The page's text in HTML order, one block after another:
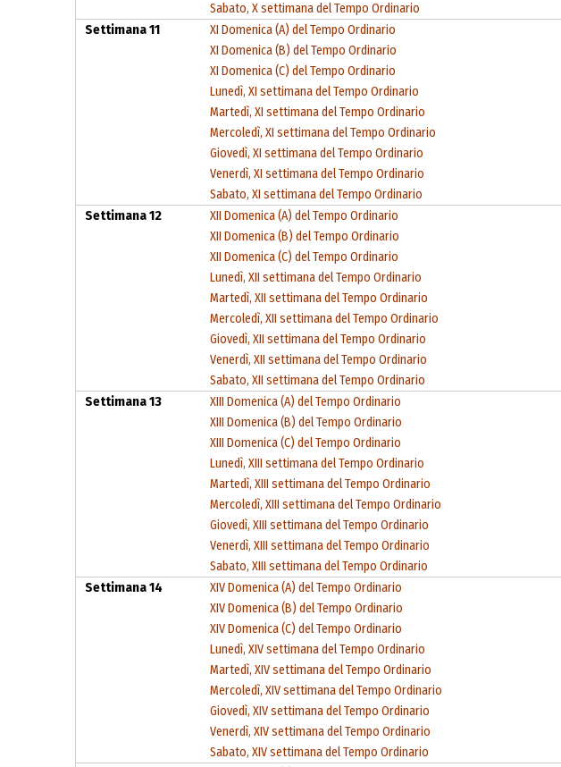
Sabato, X settimana del Tempo Ordinario
Settimana 11
XI Domenica (A) del Tempo Ordinario
XI Domenica (B) del Tempo Ordinario
XI Domenica (C) del Tempo Ordinario
Lunedì, XI settimana del Tempo Ordinario
Martedì, XI settimana del Tempo Ordinario
Mercoledì, XI settimana del Tempo Ordinario
Giovedì, XI settimana del Tempo Ordinario
Venerdì, XI settimana del Tempo Ordinario
Sabato, XI settimana del Tempo Ordinario
Settimana 12
XII Domenica (A) del Tempo Ordinario
XII Domenica (B) del Tempo Ordinario
XII Domenica (C) del Tempo Ordinario
Lunedì, XII settimana del Tempo Ordinario
Martedì, XII settimana del Tempo Ordinario
Mercoledì, XII settimana del Tempo Ordinario
Giovedì, XII settimana del Tempo Ordinario
Venerdì, XII settimana del Tempo Ordinario
Sabato, XII settimana del Tempo Ordinario
Settimana 13
XIII Domenica (A) del Tempo Ordinario
XIII Domenica (B) del Tempo Ordinario
XIII Domenica (C) del Tempo Ordinario
Lunedì, XIII settimana del Tempo Ordinario
Martedì, XIII settimana del Tempo Ordinario
Mercoledì, XIII settimana del Tempo Ordinario
Giovedì, XIII settimana del Tempo Ordinario
Venerdì, XIII settimana del Tempo Ordinario
Sabato, XIII settimana del Tempo Ordinario
Settimana 14
XIV Domenica (A) del Tempo Ordinario
XIV Domenica (B) del Tempo Ordinario
XIV Domenica (C) del Tempo Ordinario
Lunedì, XIV settimana del Tempo Ordinario
Martedì, XIV settimana del Tempo Ordinario
Mercoledì, XIV settimana del Tempo Ordinario
Giovedì, XIV settimana del Tempo Ordinario
Venerdì, XIV settimana del Tempo Ordinario
Sabato, XIV settimana del Tempo Ordinario